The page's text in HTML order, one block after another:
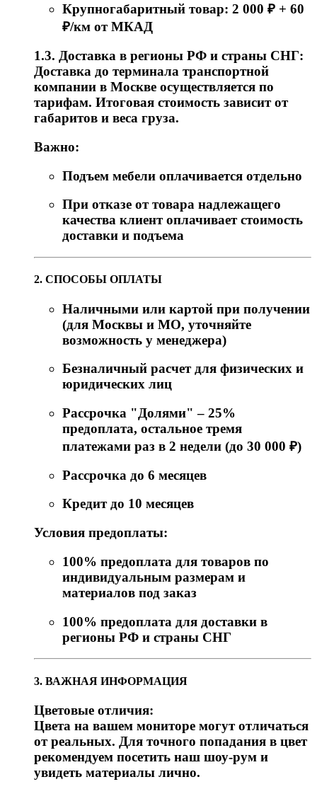
Крупногабаритный товар: 2 000 ₽ + 60
₽/км от МКАД
1.3. Доставка в регионы РФ и страны СНГ:
Доставка до терминала транспортной
компании в Москве осуществляется по
тарифам. Итоговая стоимость зависит от
габаритов и веса груза.
Важно:
Подъем мебели оплачивается отдельно
При отказе от товара надлежащего
качества клиент оплачивает стоимость
доставки и подъема
2. СПОСОБЫ ОПЛАТЫ
Наличными или картой при получении
(для Москвы и МО, уточняйте
возможность у менеджера)
Безналичный расчет для физических и
юридических лиц
Рассрочка "Долями" – 25%
предоплата, остальное тремя
платежами раз в 2 недели (до 30 000 ₽)
Рассрочка до 6 месяцев
Кредит до 10 месяцев
Условия предоплаты:
100% предоплата для товаров по
индивидуальным размерам и
материалов под заказ
100% предоплата для доставки в
регионы РФ и страны СНГ
3. ВАЖНАЯ ИНФОРМАЦИЯ
Цветовые отличия:
Цвета на вашем мониторе могут отличаться
от реальных. Для точного попадания в цвет
рекомендуем посетить наш шоу-рум и
увидеть материалы лично.